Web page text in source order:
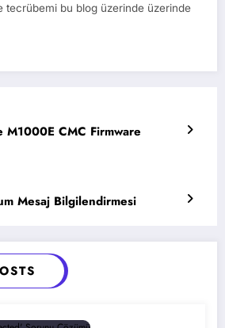
tecrübemi bu blog üzerinde üzerinde
M1000E CMC Firmware
Mesaj Bilgilendirmesi